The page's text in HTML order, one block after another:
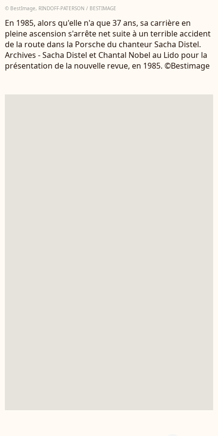
© BestImage, RINDOFF-PATERSON / BESTIMAGE
En 1985, alors qu'elle n'a que 37 ans, sa carrière en
pleine ascension s'arrête net suite à un terrible accident
de la route dans la Porsche du chanteur Sacha Distel.
Archives - Sacha Distel et Chantal Nobel au Lido pour la
présentation de la nouvelle revue, en 1985. ©Bestimage